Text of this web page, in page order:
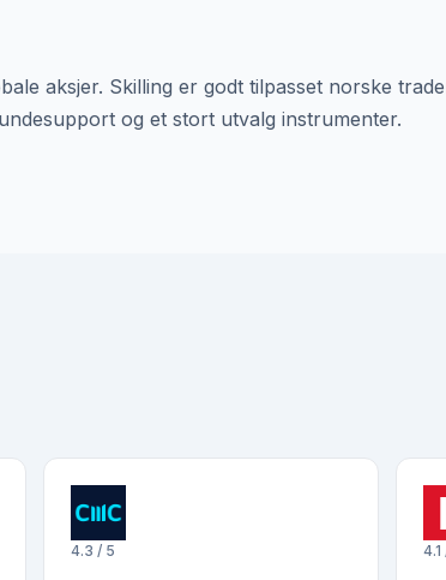
aksjer. Skilling er godt tilpasset norske
og et stort utvalg instrumenter.
4.3 / 5 4.1